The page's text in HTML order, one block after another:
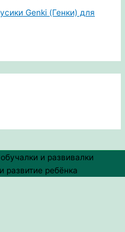
Genki (Генки) для
и развивалки
развитие ребёнка